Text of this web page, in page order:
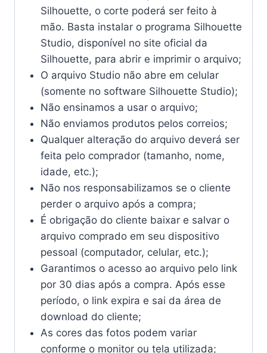
Silhouette, o corte poderá ser feito à
mão. Basta instalar o programa Silhouette
Studio, disponível no site oficial da
Silhouette, para abrir e imprimir o arquivo;
O arquivo Studio não abre em celular
(somente no software Silhouette Studio);
Não ensinamos a usar o arquivo;
Não enviamos produtos pelos correios;
Qualquer alteração do arquivo deverá ser
feita pelo comprador (tamanho, nome,
idade, etc.);
Não nos responsabilizamos se o cliente
perder o arquivo após a compra;
É obrigação do cliente baixar e salvar o
arquivo comprado em seu dispositivo
pessoal (computador, celular, etc.);
Garantimos o acesso ao arquivo pelo link
por 30 dias após a compra. Após esse
período, o link expira e sai da área de
download do cliente;
As cores das fotos podem variar
conforme o monitor ou tela utilizada;